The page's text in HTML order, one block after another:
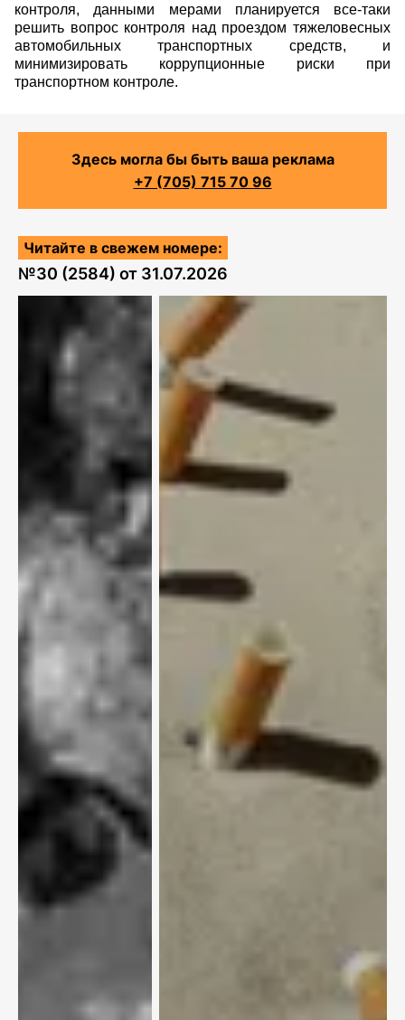
контроля, данными мерами планируется все-таки
решить вопрос контроля над проездом тяжеловесных
автомобильных транспортных средств, и
минимизировать коррупционные риски при
транспортном контроле.
Здесь могла бы быть ваша реклама
+7 (705) 715 70 96
Читайте в свежем номере:
№30 (2584) от 31.07.2026